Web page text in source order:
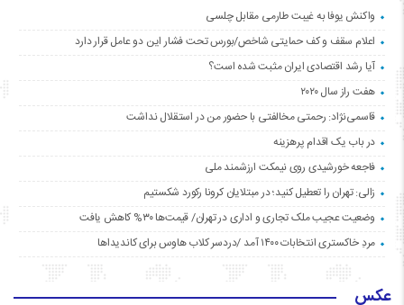
واکنش یوفا به غیبت طارمی مقابل چلسی
اعلام سقف و کف حمایتی شاخص/بورس تحت فشار این دو عامل قرار دارد
آیا رشد اقتصادی ایران مثبت شده است؟
هفت راز سال ۲۰۲۰
قاسمی‌نژاد: رحمتی مخالفتی با حضور من در استقلال نداشت
در باب یک اقدام پرهزینه
فاجعه خورشیدی روی نیمکت ارزشمند ملی
زالی: تهران را تعطیل کنید؛ در مبتلایان کرونا رکورد شکستیم
وضعیت عجیب ملک تجاری و اداری در تهران/ قیمت‌ها ۳۰% کاهش یافت
مردِ خاکستری انتخابات ۱۴۰۰ آمد /دردسر کلاب هاوس برای کاندیداها
عکس